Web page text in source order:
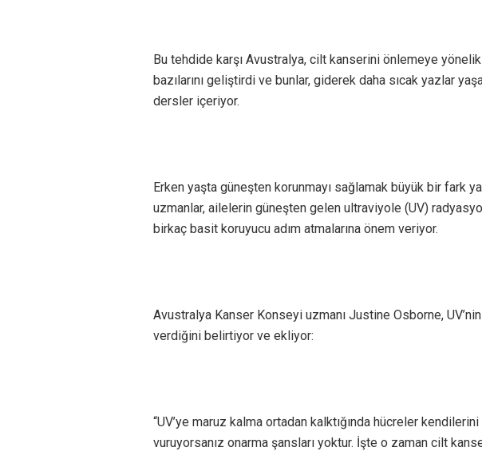
Bu tehdide karşı Avustralya, cilt kanserini önlemeye
bazılarını geliştirdi ve bunlar, giderek daha sıcak yazlar
dersler içeriyor.
Erken yaşta güneşten korunmayı sağlamak büyük bir fark
uzmanlar, ailelerin güneşten gelen ultraviyole (UV)
birkaç basit koruyucu adım atmalarına önem veriyor.
Avustralya Kanser Konseyi uzmanı Justine Osborne,
verdiğini belirtiyor ve ekliyor:
“UV’ye maruz kalma ortadan kalktığında hücreler
vuruyorsanız onarma şansları yoktur. İşte o zaman cilt